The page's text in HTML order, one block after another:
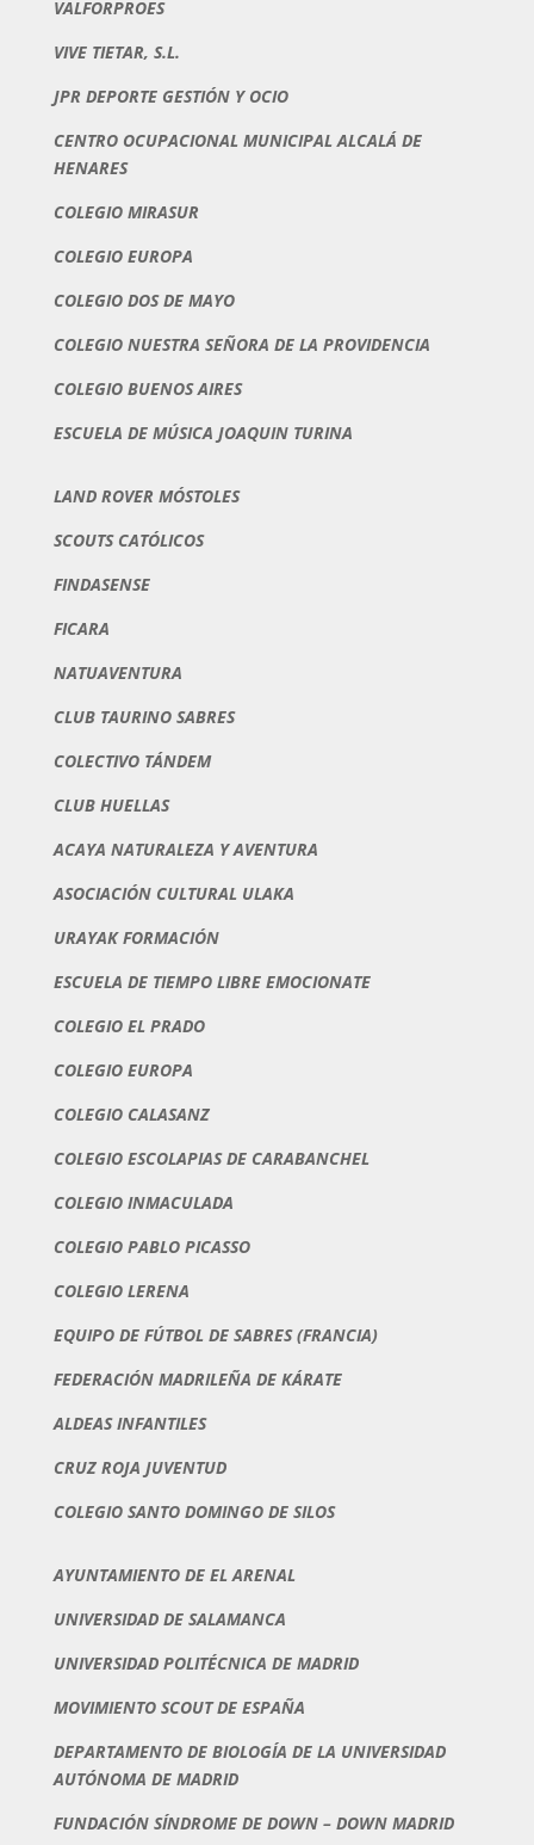
VALFORPROES
VIVE TIETAR, S.L.
JPR DEPORTE GESTIÓN Y OCIO
CENTRO OCUPACIONAL MUNICIPAL ALCALÁ DE
HENARES
COLEGIO MIRASUR
COLEGIO EUROPA
COLEGIO DOS DE MAYO
COLEGIO NUESTRA SEÑORA DE LA PROVIDENCIA
COLEGIO BUENOS AIRES
ESCUELA DE MÚSICA JOAQUIN TURINA
LAND ROVER MÓSTOLES
SCOUTS CATÓLICOS
FINDASENSE
FICARA
NATUAVENTURA
CLUB TAURINO SABRES
COLECTIVO TÁNDEM
CLUB HUELLAS
ACAYA NATURALEZA Y AVENTURA
ASOCIACIÓN CULTURAL ULAKA
URAYAK FORMACIÓN
ESCUELA DE TIEMPO LIBRE EMOCIONATE
COLEGIO EL PRADO
COLEGIO EUROPA
COLEGIO CALASANZ
COLEGIO ESCOLAPIAS DE CARABANCHEL
COLEGIO INMACULADA
COLEGIO PABLO PICASSO
COLEGIO LERENA
EQUIPO DE FÚTBOL DE SABRES (FRANCIA)
FEDERACIÓN MADRILEÑA DE KÁRATE
ALDEAS INFANTILES
CRUZ ROJA JUVENTUD
COLEGIO SANTO DOMINGO DE SILOS
AYUNTAMIENTO DE EL ARENAL
UNIVERSIDAD DE SALAMANCA
UNIVERSIDAD POLITÉCNICA DE MADRID
MOVIMIENTO SCOUT DE ESPAÑA
DEPARTAMENTO DE BIOLOGÍA DE LA UNIVERSIDAD
AUTÓNOMA DE MADRID
FUNDACIÓN SÍNDROME DE DOWN – DOWN MADRID